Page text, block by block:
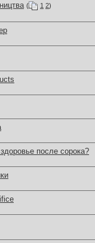
( 1 2)
после сорока?